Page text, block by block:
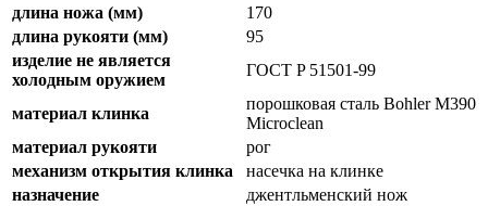
длина ножа (мм)
170
длина рукояти (мм)
95
изделие не является
холодным оружием
ГОСТ P 51501-99
материал клинка
порошковая сталь Bohler M390
Microclean
материал рукояти
рог
механизм открытия клинка
насечка на клинке
назначение
джентльменский нож